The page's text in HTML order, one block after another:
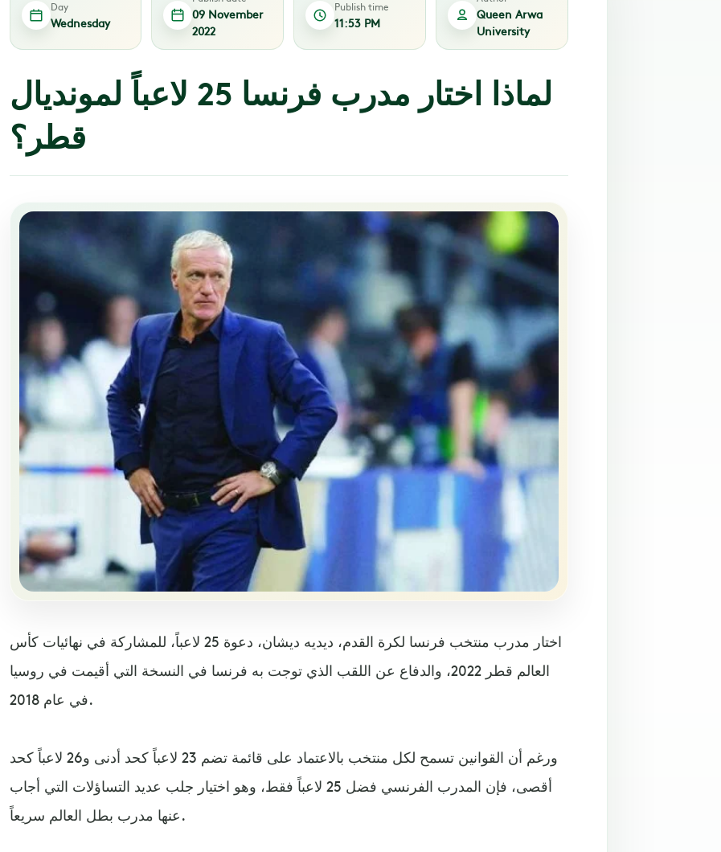
Day
Wednesday
09 November
2022
Publish time
11:53 PM
Queen Arwa
University
لماذا اختار مدرب فرنسا 25 لاعباً لمونديال
قطر؟
اختار مدرب منتخب فرنسا لكرة القدم، ديديه ديشان، دعوة 25 لاعباً، للمشاركة في نهائيات كأس
العالم قطر 2022، والدفاع عن اللقب الذي توجت به فرنسا في النسخة التي أقيمت في روسيا
في عام 2018.
ورغم أن القوانين تسمح لكل منتخب بالاعتماد على قائمة تضم 23 لاعباً كحد أدنى و26 لاعباً كحد
أقصى، فإن المدرب الفرنسي فضل 25 لاعباً فقط، وهو اختيار جلب عديد التساؤلات التي أجاب
عنها مدرب بطل العالم سريعاً.